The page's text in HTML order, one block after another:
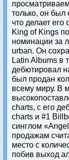
только, он был
что делает его
King of Kings
номинации за
urban. Он
Latin Albums в
дебютировал
был продан
всему миру. В
charts, с его
charts и #1
синглом
продажам
место с
побив выход